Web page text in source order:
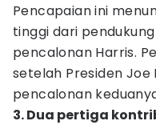
Pencapaian ini
tinggi dari
pencalonan Harris.
setelah Presiden Joe
pencalonan
3. Dua pertiga